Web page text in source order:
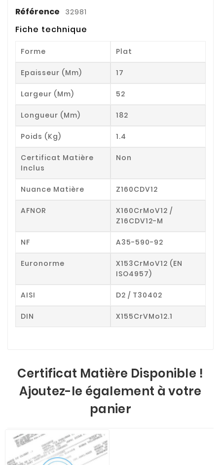
Référence 32981
Fiche technique
Forme Plat
Epaisseur (mm) 17
Largeur (mm) 52
Longueur (mm) 182
Poids (kg) 1.4
Certificat Matière
Inclus
Non
Nuance Matière Z160CDV12
AFNOR
X160CrMoV12 /
Z16CDV12-M
NF A35-590-92
Euronorme
X153CrMoV12 (EN
ISO4957)
AISI D2 / T30402
DIN X155CrVMo12.1
Certificat Matière Disponible !
Ajoutez-le également à votre
panier